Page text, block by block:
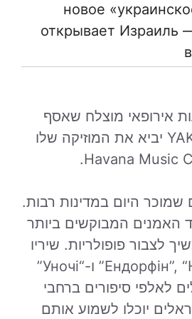
новое
открывает Израиль
אירופאי מוצלח שאסף
אלפי צופים, YAKTAK יביא את המוזיקה שלו
שמוכר היום במדינות רבות.
האמנים המבוקשים ביותר
לצבור פופולריות. שיריו
“Ендорфін”, “Небо”, “Погляд” ו-“Уночі”
לאלפי סיפורים ברחבי
יוכלו לשמוע אותם